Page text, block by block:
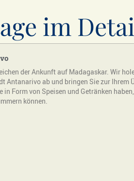
im
der Ankunft auf Madagaskar. Wir
Antanarivo ab und bringen Sie zur
Form von Speisen und Getränken
können.